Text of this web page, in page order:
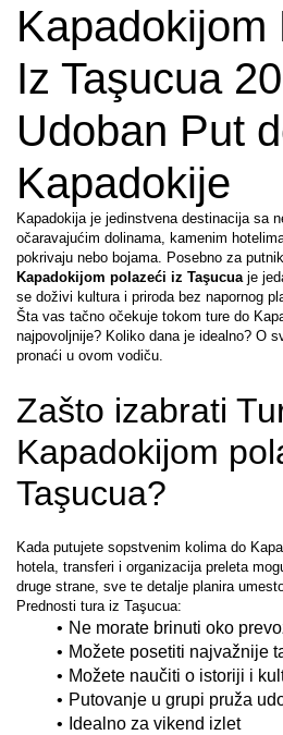
Kapadokijom
Iz Taşucua
Udoban Put
Kapadokije
Kapadokija je jedinstvena destinacija sa
očaravajućim dolinama, kamenim
pokrivaju nebo bojama. Posebno za
Kapadokijom polazeći iz Taşucua je
se doživi kultura i priroda bez napornog
Šta vas tačno očekuje tokom ture do
najpovoljnije? Koliko dana je idealno? O
pronaći u ovom vodiču.
Zašto izabrati
Kapadokijom
Taşucua?
Kada putujete sopstvenim kolima do
hotela, transferi i organizacija preleta
druge strane, sve te detalje planira
Prednosti tura iz Taşucua:
Ne morate brinuti oko
Možete posetiti najvažnije
Možete naučiti o istoriji i
Putovanje u grupi pruža
Idealno za vikend izlet